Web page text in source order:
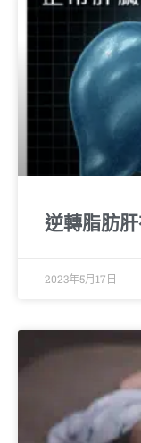
逆轉脂肪肝
2023年5月17日